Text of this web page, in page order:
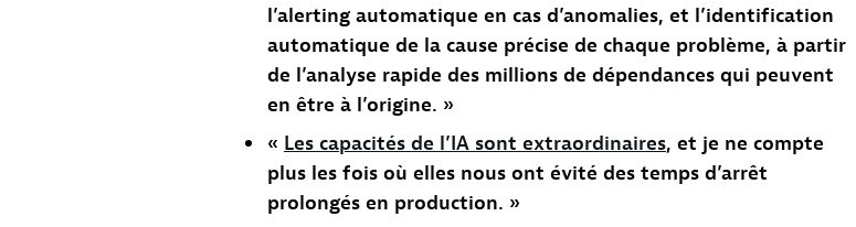
l’alerting automatique en cas d’anomalies, et l’identification
automatique de la cause précise de chaque problème, à partir
de l’analyse rapide des millions de dépendances qui peuvent
en être à l’origine. »
« Les capacités de l’IA sont extraordinaires, et je ne compte
plus les fois où elles nous ont évité des temps d’arrêt
prolongés en production. »